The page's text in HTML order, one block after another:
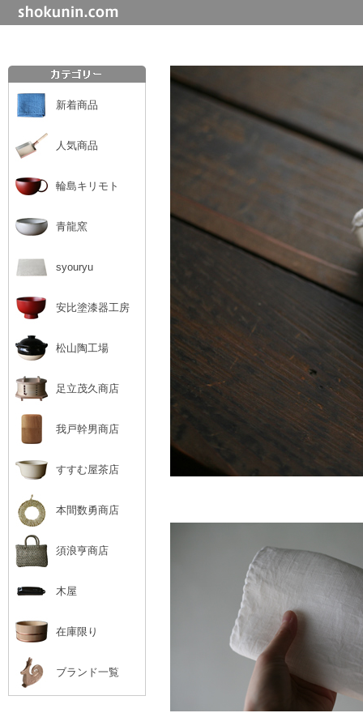
新着商品
人気商品
輪島キリモト
青龍窯
syouryu
安比塗漆器工房
松山陶工場
足立茂久商店
我戸幹男商店
すすむ屋茶店
本間数勇商店
須浪亨商店
木屋
在庫限り
ブランド一覧